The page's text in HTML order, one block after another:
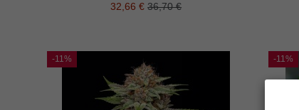
32,66 €36,70 €
-11% -11%